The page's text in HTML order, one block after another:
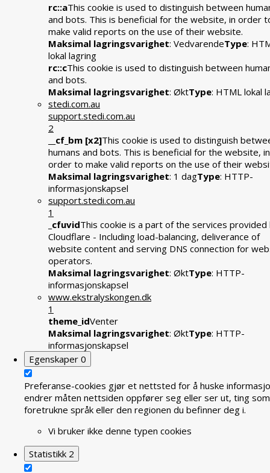
rc::aThis cookie is used to distinguish between
and bots. This is beneficial for the website, in order
make valid reports on the use of their website.
Maksimal lagringsvarighet: VedvarendeType:
lokal lagring
rc::cThis cookie is used to distinguish between
and bots.
Maksimal lagringsvarighet: ØktType: HTML lokal
stedi.com.au
support.stedi.com.au
2
__cf_bm [x2]This cookie is used to distinguish
humans and bots. This is beneficial for the website, in
order to make valid reports on the use of their
Maksimal lagringsvarighet: 1 dagType: HTTP-
informasjonskapsel
support.stedi.com.au
1
_cfuvidThis cookie is a part of the services provided
Cloudflare - Including load-balancing, deliverance of
website content and serving DNS connection for
operators.
Maksimal lagringsvarighet: ØktType: HTTP-
informasjonskapsel
www.ekstralyskongen.dk
1
theme_idVenter
Maksimal lagringsvarighet: ØktType: HTTP-
informasjonskapsel
Egenskaper 0
Preferanse-cookies gjør et nettsted for å huske
endrer måten nettsiden oppfører seg eller ser ut, ting
foretrukne språk eller den regionen du befinner deg i.
Vi bruker ikke denne typen cookies
Statistikk 2